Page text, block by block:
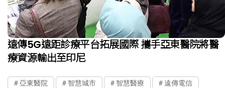
遠傳5G遠距診療平台拓展國際 攜手亞東醫院將醫
療資源輸出至印尼
亞東醫院 智慧城市 智慧醫療
遠傳電信